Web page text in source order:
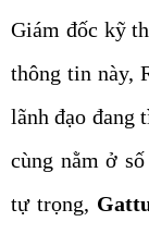
Giám đốc kỹ
thông tin này,
lãnh đạo đang
cùng nằm ở
tự trọng,